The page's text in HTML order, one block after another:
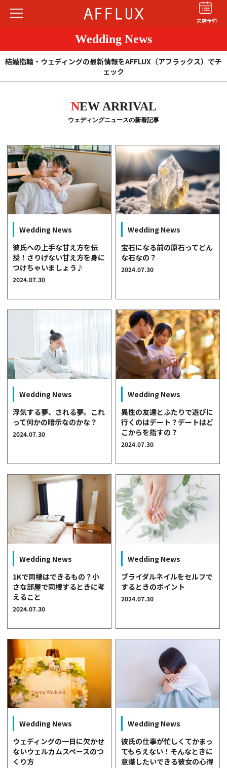
来店予約
商品カテゴリ
ショップ
AFFLUXについて
AFFLUXの永久保証®
無限大のオーダーメイド
ゆびわ言葉®
クオリティ
AFFLUXダイヤモンド
サービス
お役立ち記事
ブログ・お客様の声
06-7777-7370
受付時間 11:00〜19:00/火曜日定休
よくあるご質問 会社概要|採用情報
お問い合わせ| プライバシーポリシー
Wedding News
結婚指輪・ウェディングの最新情報をAFFLUX（アフラックス）でチ
ェック
NEW ARRIVAL
ウェディングニュースの新着記事
Wedding News
彼氏への上手な甘え方を伝
授！さりげない甘え方を身に
つけちゃいましょう♪
2024.07.30
Wedding News
宝石になる前の原石ってどん
な石なの？
2024.07.30
Wedding News
浮気する夢、される夢。これ
って何かの暗示なのかな？
2024.07.30
Wedding News
異性の友達とふたりで遊びに
行くのはデート？デートはど
こからを指すの？
2024.07.30
Wedding News
1Kで同棲はできるもの？小
さな部屋で同棲するときに考
えること
2024.07.30
Wedding News
ブライダルネイルをセルフで
するときのポイント
2024.07.30
Wedding News
ウェディングの一日に欠かせ
ないウェルカムスペースのつ
くり方
Wedding News
彼氏の仕事が忙しくてかまっ
てもらえない！そんなときに
意識したいできる彼女の心得